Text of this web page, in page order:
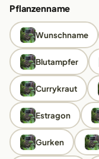
Pflanzenname
Wunschname
Blutampfer
Currykraut
Estragon
Gurken